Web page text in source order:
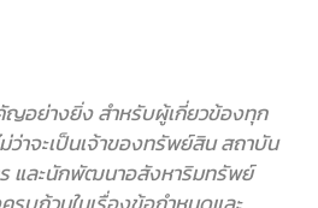
อย่างยิ่ง สำหรับผู้เกี่ยวข้องทุก
ว่าจะเป็นเจ้าของทรัพย์สิน สถาบัน
ร และนักพัฒนาอสังหาริมทรัพย์